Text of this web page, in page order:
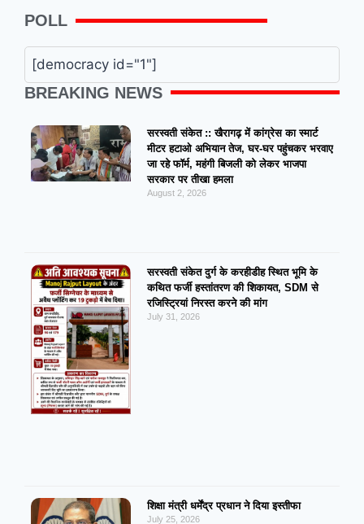
POLL
[democracy id="1"]
BREAKING NEWS
सरस्वती संकेत :: खैरागढ़ में कांग्रेस का स्मार्ट
मीटर हटाओ अभियान तेज, घर-घर पहुंचकर भरवाए
जा रहे फॉर्म, महंगी बिजली को लेकर भाजपा
सरकार पर तीखा हमला
August 2, 2026
सरस्वती संकेत दुर्ग के करहीडीह स्थित भूमि के
कथित फर्जी हस्तांतरण की शिकायत, SDM से
रजिस्ट्रियां निरस्त करने की मांग
July 31, 2026
शिक्षा मंत्री धर्मेंद्र प्रधान ने दिया इस्तीफा
July 25, 2026